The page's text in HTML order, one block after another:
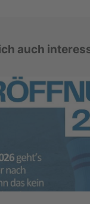
auch